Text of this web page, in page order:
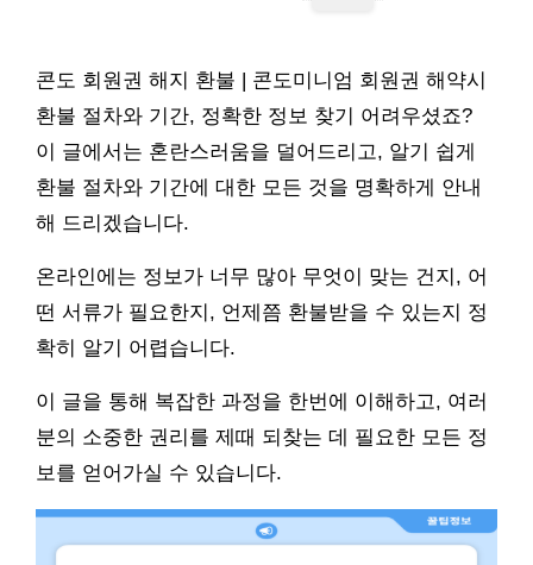
콘도 회원권 해지 환불 | 콘도미니엄 회원권 해약시
환불 절차와 기간, 정확한 정보 찾기 어려우셨죠?
이 글에서는 혼란스러움을 덜어드리고, 알기 쉽게
환불 절차와 기간에 대한 모든 것을 명확하게 안내
해 드리겠습니다.
온라인에는 정보가 너무 많아 무엇이 맞는 건지, 어
떤 서류가 필요한지, 언제쯤 환불받을 수 있는지 정
확히 알기 어렵습니다.
이 글을 통해 복잡한 과정을 한번에 이해하고, 여러
분의 소중한 권리를 제때 되찾는 데 필요한 모든 정
보를 얻어가실 수 있습니다.